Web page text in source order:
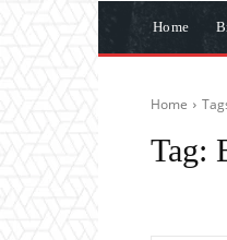
Home
Home
Tag: